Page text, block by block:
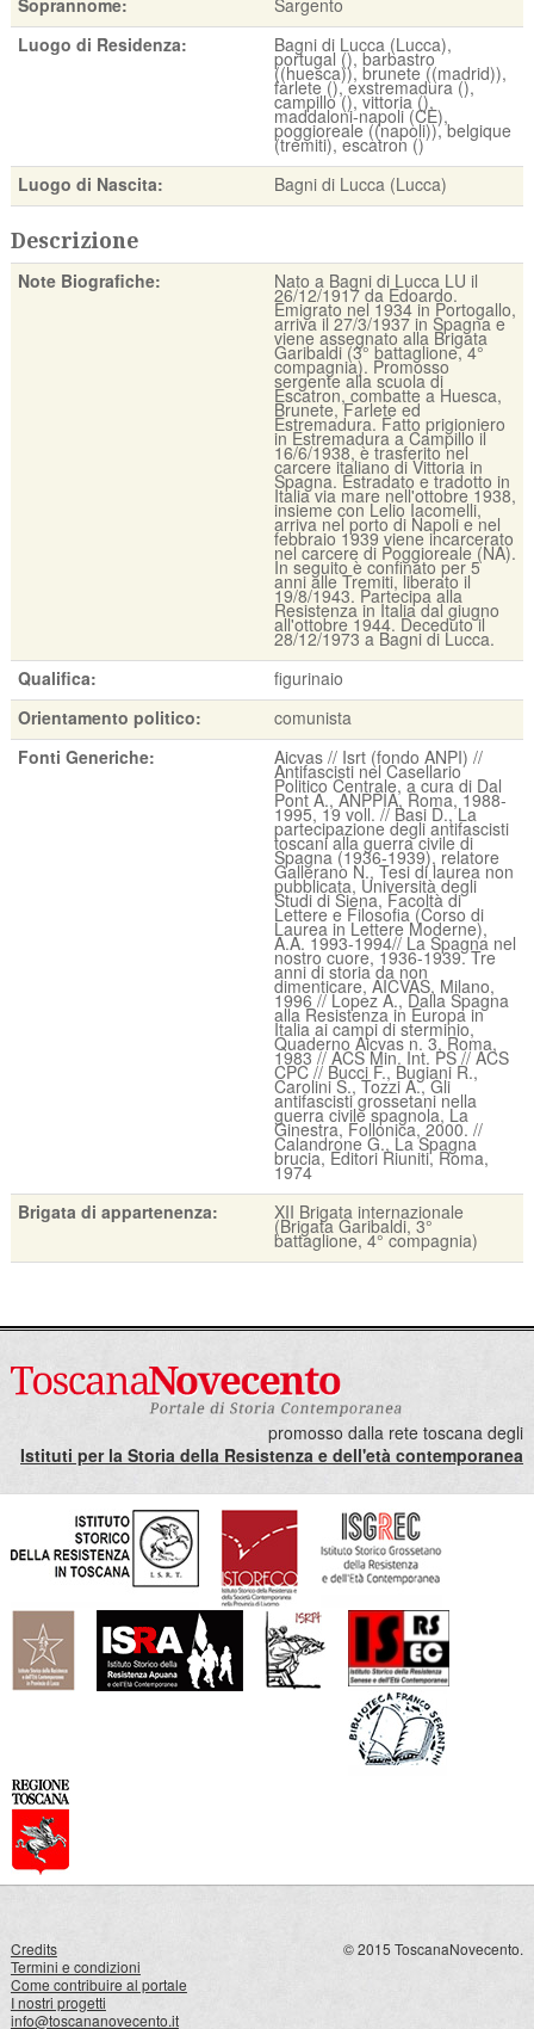
Soprannome:
Sargento
Luogo di Residenza:
Bagni di Lucca (Lucca),
portugal (), barbastro
((huesca)), brunete ((madrid)),
farlete (), exstremadura (),
campillo (), vittoria (),
maddaloni-napoli (CE),
poggioreale ((napoli)), belgique
(tremiti), escatron ()
Luogo di Nascita:
Bagni di Lucca (Lucca)
Descrizione
Note Biografiche: Nato a Bagni di Lucca LU il
26/12/1917 da Edoardo.
Emigrato nel 1934 in Portogallo,
arriva il 27/3/1937 in Spagna e
viene assegnato alla Brigata
Garibaldi (3° battaglione, 4°
compagnia). Promosso
sergente alla scuola di
Escatron, combatte a Huesca,
Brunete, Farlete ed
Estremadura. Fatto prigioniero
in Estremadura a Campillo il
16/6/1938, è trasferito nel
carcere italiano di Vittoria in
Spagna. Estradato e tradotto in
Italia via mare nell'ottobre 1938,
insieme con Lelio Iacomelli,
arriva nel porto di Napoli e nel
febbraio 1939 viene incarcerato
nel carcere di Poggioreale (NA).
In seguito è confinato per 5
anni alle Tremiti, liberato il
19/8/1943. Partecipa alla
Resistenza in Italia dal giugno
all'ottobre 1944. Deceduto il
28/12/1973 a Bagni di Lucca.
Qualifica:
figurinaio
Orientamento politico:
comunista
Fonti Generiche:
Aicvas // Isrt (fondo ANPI) //
Antifascisti nel Casellario
Politico Centrale, a cura di Dal
Pont A., ANPPIA, Roma, 1988-
1995, 19 voll. // Basi D., La
partecipazione degli antifascisti
toscani alla guerra civile di
Spagna (1936-1939), relatore
Gallerano N., Tesi di laurea non
pubblicata, Università degli
Studi di Siena, Facoltà di
Lettere e Filosofia (Corso di
Laurea in Lettere Moderne),
A.A. 1993-1994// La Spagna nel
nostro cuore, 1936-1939. Tre
anni di storia da non
dimenticare, AICVAS, Milano,
1996 // Lopez A., Dalla Spagna
alla Resistenza in Europa in
Italia ai campi di sterminio,
Quaderno Aicvas n. 3, Roma,
1983 // ACS Min. Int. PS // ACS
CPC // Bucci F., Bugiani R.,
Carolini S., Tozzi A., Gli
antifascisti grossetani nella
guerra civile spagnola, La
Ginestra, Follonica, 2000. //
Calandrone G., La Spagna
brucia, Editori Riuniti, Roma,
1974
Brigata di appartenenza:
XII Brigata internazionale
(Brigata Garibaldi, 3°
battaglione, 4° compagnia)
promosso dalla rete toscana degli
Istituti per la Storia della Resistenza e dell'età contemporanea
Credits
Termini e condizioni
Come contribuire al portale
I nostri progetti
info@toscananovecento.it
© 2015 ToscanaNovecento.